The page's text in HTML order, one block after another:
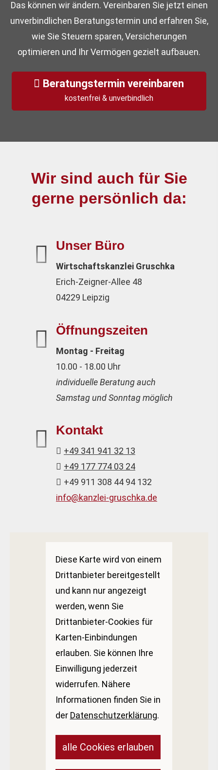
Das können wir ändern. Vereinbaren Sie jetzt einen
unverbindlichen Beratungstermin und erfahren Sie,
wie Sie Steuern sparen, Versicherungen
optimieren und Ihr Vermögen gezielt aufbauen.
Beratungstermin vereinbaren
kostenfrei & unverbindlich
Wir sind auch für Sie
gerne persönlich da:
Unser Büro
Wirtschaftskanzlei Gruschka
Erich-Zeigner-Allee 48
04229 Leipzig
Öffnungszeiten
Montag - Freitag
10.00 - 18.00 Uhr
individuelle Beratung auch
Samstag und Sonntag möglich
Kontakt
+49 341 941 32 13
+49 177 774 03 24
+49 911 308 44 94 132
info@kanzlei-gruschka.de
Diese Karte wird von einem
Drittanbieter bereitgestellt
und kann nur angezeigt
werden, wenn Sie
Drittanbieter-Cookies für
Karten-Einbindungen
erlauben. Sie können Ihre
Einwilligung jederzeit
widerrufen. Nähere
Informationen finden Sie in
der Datenschutzerklärung.
alle Cookies erlauben